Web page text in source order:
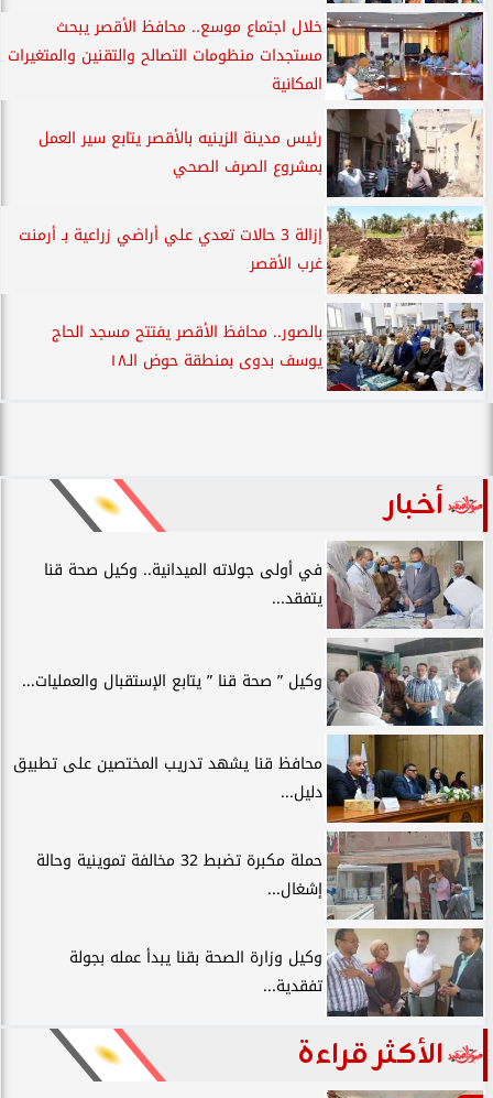
خلال اجتماع موسع.. محافظ الأقصر يبحث
مستجدات منظومات التصالح والتقنين والمتغيرات
المكانية
رئيس مدينة الزينيه بالأقصر يتابع سير العمل
بمشروع الصرف الصحي
إزالة 3 حالات تعدي علي أراضي زراعية بـ أرمنت
غرب الأقصر
بالصور.. محافظ الأقصر يفتتح مسجد الحاج
يوسف بدوى بمنطقة حوض الـ١٨
أخبار
في أولى جولاته الميدانية.. وكيل صحة قنا
يتفقد...
وكيل ” صحة قنا ” يتابع الإستقبال والعمليات...
محافظ قنا يشهد تدريب المختصين على تطبيق
دليل...
حملة مكبرة تضبط 32 مخالفة تموينية وحالة
إشغال...
وكيل وزارة الصحة بقنا يبدأ عمله بجولة
تفقدية...
الأكثر قراءة